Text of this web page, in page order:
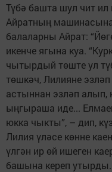
Түбә башта шул чит
Айратның
балаларны Айрат:
икенче ягына куа.
чытырдый төште ул
төшкәч, Лилияне
астыннан эзләп
ыңгыраша иде...
юкка чыкты”, – дип,
Лилия үләсе көнне
үлгән ир өй ишеген
башына кереп